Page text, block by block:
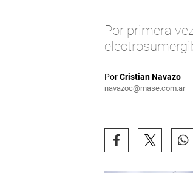
Por primera
PorCristian Navazo
navazoc@mase.com.ar